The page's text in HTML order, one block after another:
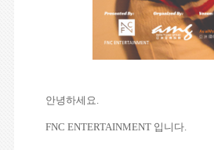
안녕하세요.
FNC ENTERTAINMENT 입니다.